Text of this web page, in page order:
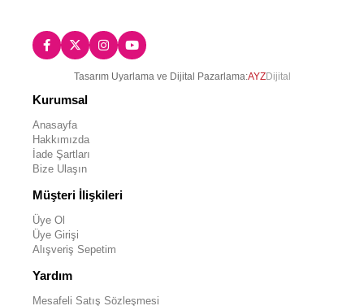
Tasarım Uyarlama ve Dijital Pazarlama:AYZDijital
Kurumsal
Anasayfa
Hakkımızda
İade Şartları
Bize Ulaşın
Müşteri İlişkileri
Üye Ol
Üye Girişi
Alışveriş Sepetim
Yardım
Mesafeli Satış Sözleşmesi